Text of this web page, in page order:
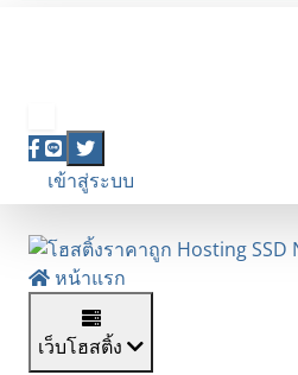
เข้าสู่ระบบ
หน้าแรก
เว็บโฮสติ้ง